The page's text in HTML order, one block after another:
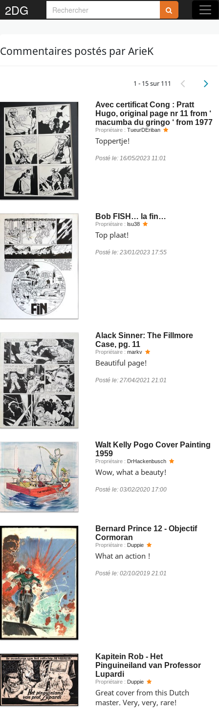
2DG
Commentaires postés par ArieK
1 - 15 sur 111
Avec certificat Cong : Pratt
Hugo, original page nr 11 from ‘
macumba du gringo ‘ from 1977
Propriétaire : TueurDEriban
Toppertje!
Posté le: 16/05/2023 11:01
Bob FISH… la fin…
Propriétaire : lsu38
Top plaat!
Posté le: 23/01/2023 17:55
Alack Sinner: The Fillmore
Case, pg. 11
Propriétaire : markv
Beautiful page!
Posté le: 27/04/2021 21:01
Walt Kelly Pogo Cover Painting
1959
Propriétaire : DrHackenbusch
Wow, what a beauty!
Posté le: 03/02/2020 17:00
Bernard Prince 12 - Objectif
Cormoran
Propriétaire : Duppie
What an action !
Posté le: 02/10/2019 21:01
Kapitein Rob - Het
Pinguineiland van Professor
Lupardi
Propriétaire : Duppie
Great cover from this Dutch
master. Very, very, rare!